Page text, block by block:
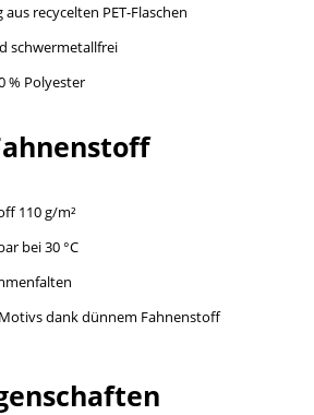
recycelten PET-Flaschen
schwermetallfrei
% Polyester
110 g/m²
bei 30 °C
dank dünnem Fahnenstoff